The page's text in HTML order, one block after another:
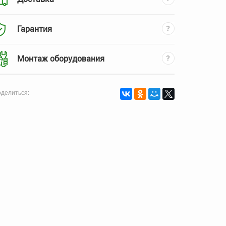
Гарантия
Монтаж оборудования